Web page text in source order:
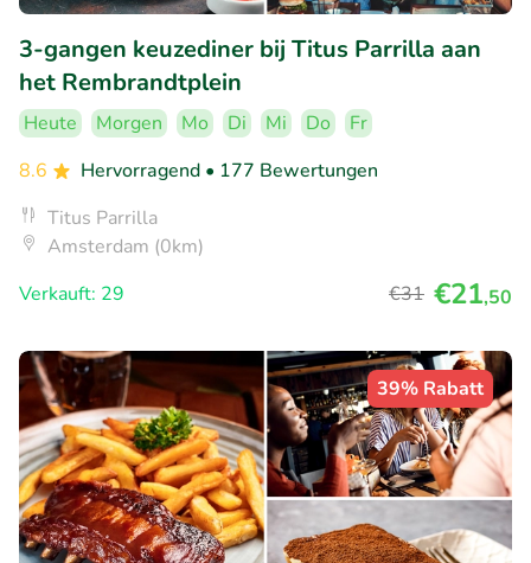
3-gangen keuzediner bij Titus Parrilla aan
het Rembrandtplein
Heute Morgen Mo Di Mi Do
Fr
8.6
Hervorragend • 177 Bewertungen
Titus Parrilla
Amsterdam (0km)
Verkauft: 29
€31 €21,50
39% Rabatt